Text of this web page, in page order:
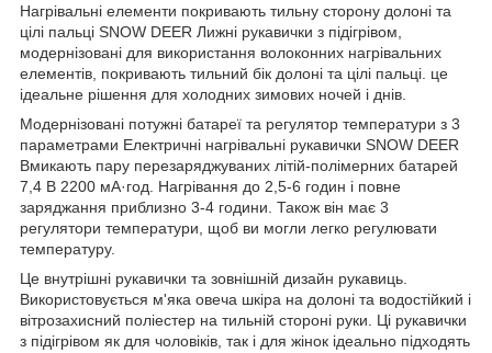
Нагрівальні елементи покривають тильну сторону долоні та
цілі пальці SNOW DEER Лижні рукавички з підігрівом,
модернізовані для використання волоконних нагрівальних
елементів, покривають тильний бік долоні та цілі пальці. це
ідеальне рішення для холодних зимових ночей і днів.
Модернізовані потужні батареї та регулятор температури з 3
параметрами Електричні нагрівальні рукавички SNOW DEER
Вмикають пару перезаряджуваних літій-полімерних батарей
7,4 В 2200 мА·год. Нагрівання до 2,5-6 годин і повне
заряджання приблизно 3-4 години. Також він має 3
регулятори температури, щоб ви могли легко регулювати
температуру.
Це внутрішні рукавички та зовнішній дизайн рукавиць.
Використовується м'яка овеча шкіра на долоні та водостійкий і
вітрозахисний поліестер на тильній стороні руки. Ці рукавички
з підігрівом як для чоловіків, так і для жінок ідеально підходять